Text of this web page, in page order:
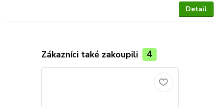
Detail
Zákazníci také zakoupili 4